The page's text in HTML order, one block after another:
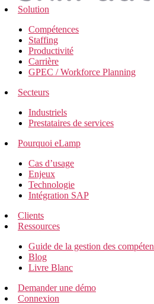
Solution
Compétences
Staffing
Productivité
Carrière
GPEC / Workforce Planning
Secteurs
Industriels
Prestataires de services
Pourquoi eLamp
Cas d’usage
Enjeux
Technologie
Intégration SAP
Clients
Ressources
Guide de la gestion des
Blog
Livre Blanc
Demander une démo
Connexion